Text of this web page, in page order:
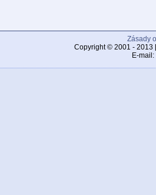
Zásady
Copyright © 2001 - 2013
E-mail: